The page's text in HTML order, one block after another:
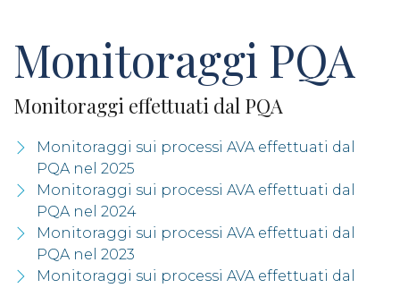
Monitoraggi PQA
Monitoraggi effettuati dal PQA
Monitoraggi sui processi AVA effettuati dal
PQA nel 2025
Monitoraggi sui processi AVA effettuati dal
PQA nel 2024
Monitoraggi sui processi AVA effettuati dal
PQA nel 2023
Monitoraggi sui processi AVA effettuati dal